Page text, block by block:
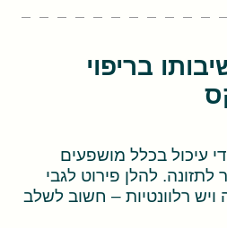
בריפוי
עיכול בכלל מושפעים
להלן פירוט לגבי
רלוונטיות – חשוב לשלב